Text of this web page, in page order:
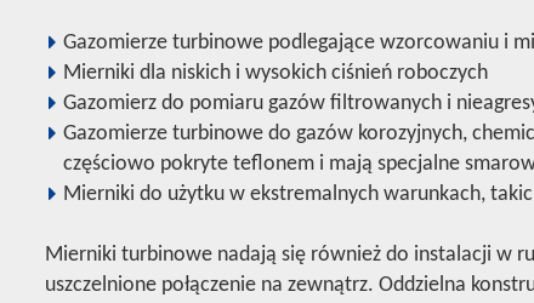
Gazomierze turbinowe podlegające wzorcowaniu i
Mierniki dla niskich i wysokich ciśnień roboczych
Gazomierz do pomiaru gazów filtrowanych i
Gazomierze turbinowe do gazów korozyjnych,
częściowo pokryte teflonem i mają specjalne
Mierniki do użytku w ekstremalnych warunkach,
Mierniki turbinowe nadają się również do instalacji w
uszczelnione połączenie na zewnątrz. Oddzielna